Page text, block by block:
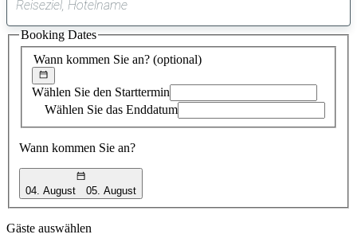
gefundener
Vorschlag
Wann kommen Sie an? (optional)
Wählen Sie den Starttermin
Wählen Sie das Enddatum
Wann kommen Sie an?
04. August 05. August
Booking Dates
Gäste auswählen